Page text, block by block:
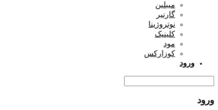
میبلین
گارنیر
نوتروژینا
کلینیک
مود
کوزارکس
ورود
ورود